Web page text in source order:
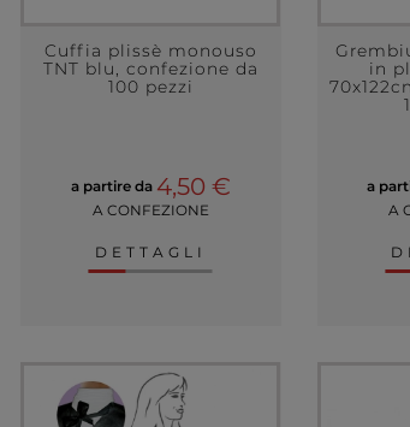
Cuffia plissè monouso
TNT blu, confezione da
100 pezzi
a partire da 4,50 €
A CONFEZIONE
DETTAGLI
in
a
A